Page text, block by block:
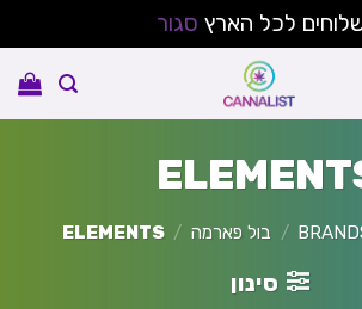
לכל הארץ סגור
/ בול פארמה /
ELEMENTS
סינון